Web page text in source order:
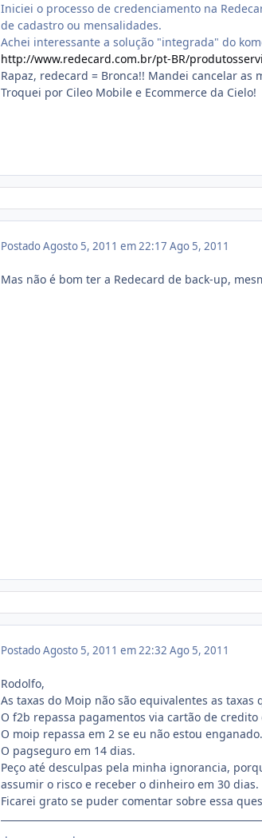
Iniciei o processo de credenciamento na
de cadastro ou mensalidades.
Achei interessante a solução "integrada" do
http://www.redecard.com.br/pt-BR/
Rapaz, redecard = Bronca!! Mandei cancelar as
Troquei por Cileo Mobile e Ecommerce da Cielo!
PostadoAgosto 5, 2011 em 22:17 Ago 5, 2011
Mas não é bom ter a Redecard de back-up,
PostadoAgosto 5, 2011 em 22:32 Ago 5, 2011
Rodolfo,
As taxas do Moip não são equivalentes as taxas
O f2b repassa pagamentos via cartão de credito
O moip repassa em 2 se eu não estou enganado.
O pagseguro em 14 dias.
Peço até desculpas pela minha ignorancia,
assumir o risco e receber o dinheiro em 30 dias.
Ficarei grato se puder comentar sobre essa